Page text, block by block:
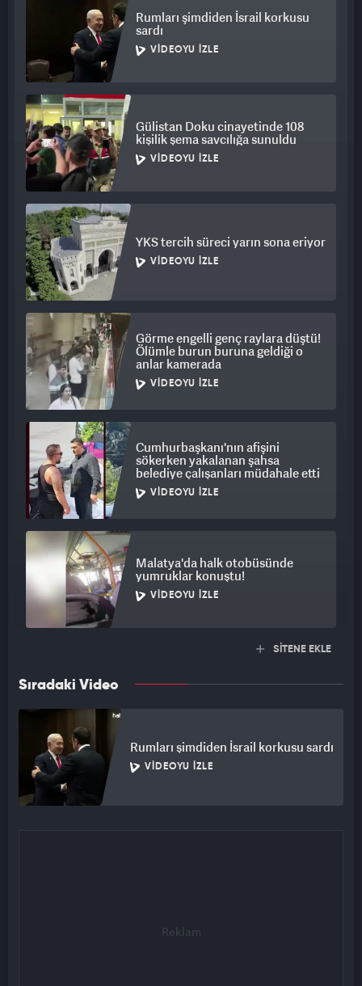
Rumları şimdiden İsrail korkusu
sardı
VIDEOYU İZLE
Gülistan Doku cinayetinde 108
kişilik şema savcılığa sunuldu
VIDEOYU İZLE
YKS tercih süreci yarın sona eriyor
VIDEOYU İZLE
Görme engelli genç raylara düştü!
Ölümle burun buruna geldiği o
anlar kamerada
VIDEOYU İZLE
Cumhurbaşkanı'nın afişini
sökerken yakalanan şahsa
belediye çalışanları müdahale etti
VIDEOYU İZLE
Malatya'da halk otobüsünde
yumruklar konuştu!
VIDEOYU İZLE
SİTENE EKLE
Sıradaki Video
Rumları şimdiden İsrail korkusu sardı
VIDEOYU İZLE